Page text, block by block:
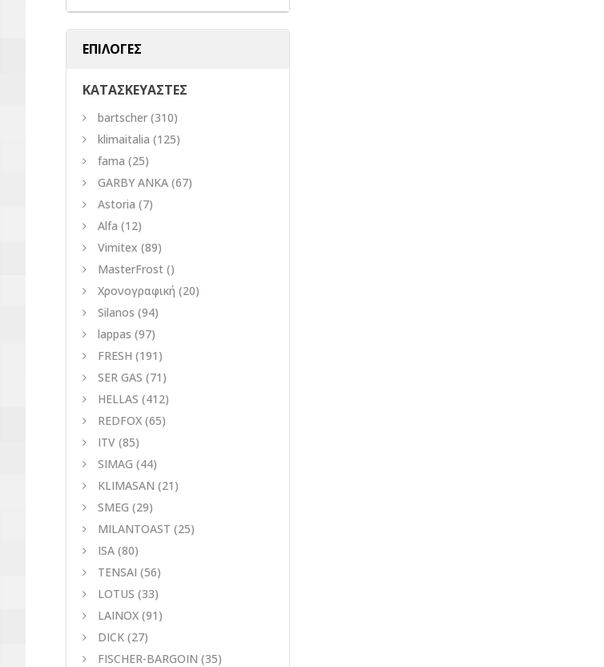
ΕΠΙΛΟΓΕΣ
ΚΑΤΑΣΚΕΥΑΣΤΕΣ
bartscher (310)
klimaitalia (125)
fama (25)
GARBY ANKA (67)
Astoria (7)
Alfa (12)
Vimitex (89)
MasterFrost ()
Χρονογραφική (20)
Silanos (94)
lappas (97)
FRESH (191)
SER GAS (71)
HELLAS (412)
REDFOX (65)
ITV (85)
SIMAG (44)
KLIMASAN (21)
SMEG (29)
MILANTOAST (25)
ISA (80)
TENSAI (56)
LOTUS (33)
LAINOX (91)
DICK (27)
FISCHER-BARGOIN (35)